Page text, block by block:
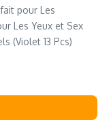
pour Les
Les Yeux et Sex
(Violet 13 Pcs)